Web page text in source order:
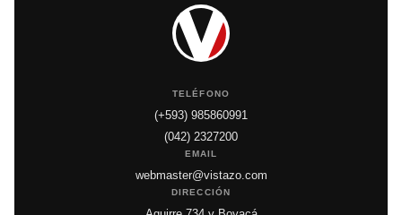
TELÉFONO
(+593) 985860991
(042) 2327200
EMAIL
webmaster@vistazo.com
DIRECCIÓN